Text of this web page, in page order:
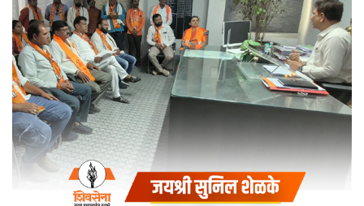
इंधनाचा सुरळीत पुरवठा करावा, या
मागणीसाठी मा. जिल्हाधिकारी साहेब,
बुलढाणा यांना निवेदन देण्यात आले
Coaching